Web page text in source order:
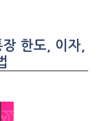
한도, 이자,